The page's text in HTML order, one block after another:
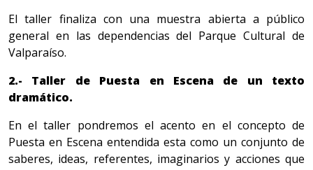
El taller finaliza con una muestra abierta a público
general en las dependencias del Parque Cultural de
Valparaíso.
2.- Taller de Puesta en Escena de un texto
dramático.
En el taller pondremos el acento en el concepto de
Puesta en Escena entendida esta como un conjunto de
saberes, ideas, referentes, imaginarios y acciones que